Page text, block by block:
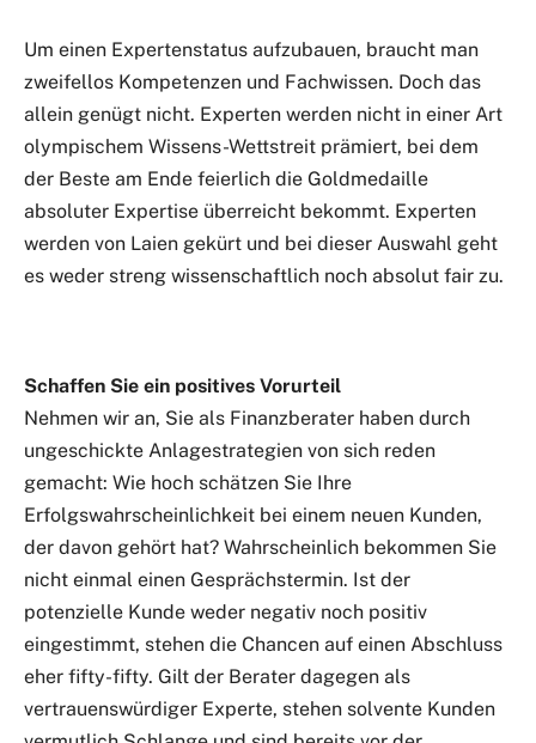
Um einen Expertenstatus aufzubauen, braucht man
zweifellos Kompetenzen und Fachwissen. Doch das
allein genügt nicht. Experten werden nicht in einer Art
olympischem Wissens-Wettstreit prämiert, bei dem
der Beste am Ende feierlich die Goldmedaille
absoluter Expertise überreicht bekommt. Experten
werden von Laien gekürt und bei dieser Auswahl geht
es weder streng wissenschaftlich noch absolut fair zu.
Schaffen Sie ein positives Vorurteil
Nehmen wir an, Sie als Finanzberater haben durch
ungeschickte Anlagestrategien von sich reden
gemacht: Wie hoch schätzen Sie Ihre
Erfolgswahrscheinlichkeit bei einem neuen Kunden,
der davon gehört hat? Wahrscheinlich bekommen Sie
nicht einmal einen Gesprächstermin. Ist der
potenzielle Kunde weder negativ noch positiv
eingestimmt, stehen die Chancen auf einen Abschluss
eher fifty-fifty. Gilt der Berater dagegen als
vertrauenswürdiger Experte, stehen solvente Kunden